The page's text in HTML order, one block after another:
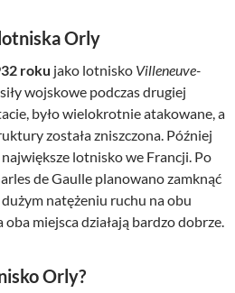
Orly
roku jako lotnisko Villeneuve-
wojskowe podczas drugiej
było wielokrotnie atakowane, a
została zniszczona. Później
lotnisko we Francji. Po
de Gaulle planowano zamknąć
natężeniu ruchu na obu
oba miejsca działają bardzo dobrze.
Orly?